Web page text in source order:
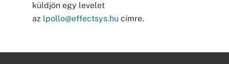
küldjön egy levelet
az lpollo@effectsys.hu címre.